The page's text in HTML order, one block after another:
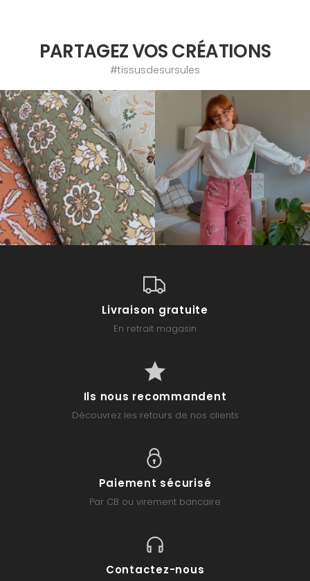
PARTAGEZ VOS CRÉATIONS
#tissusdesursules
Livraison gratuite
En retrait magasin
Ils nous recommandent
Découvrez les retours de nos clients
Paiement sécurisé
Par CB ou virement bancaire
Contactez-nous